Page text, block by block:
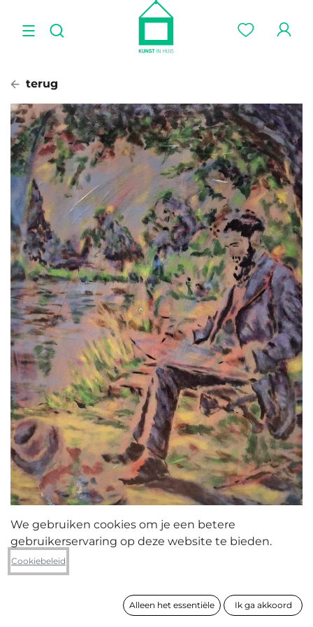
terug
Luc Vandromme
James Ensor laat zich inspireren
We gebruiken cookies om je een betere
gebruikerservaring op deze website te bieden.
Cookiebeleid
Alleen het essentiële Ik ga akkoord